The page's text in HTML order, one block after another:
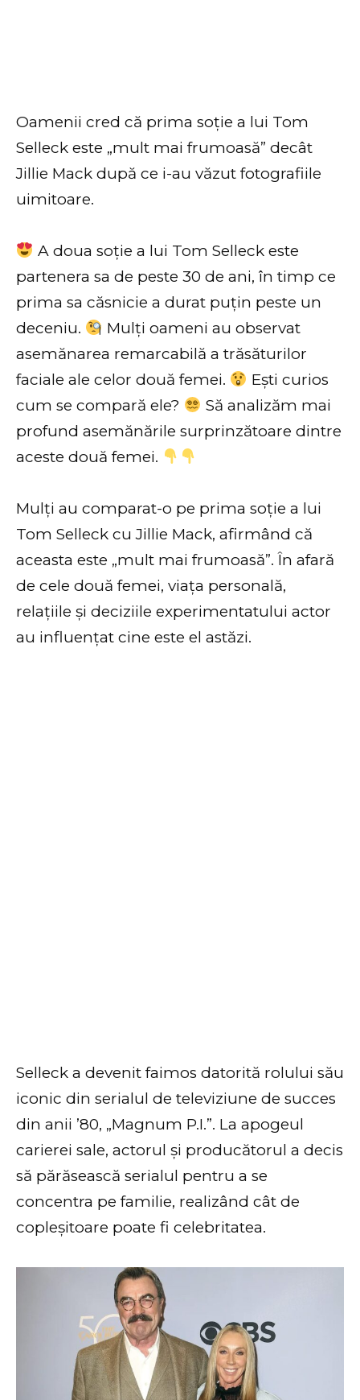
Oamenii cred că prima soție a lui Tom
Selleck este „mult mai frumoasă” decât
Jillie Mack după ce i-au văzut fotografiile
uimitoare.
A doua soție a lui Tom Selleck este
partenera sa de peste 30 de ani, în timp ce
prima sa căsnicie a durat puțin peste un
deceniu.
Mulți oameni au observat
asemănarea remarcabilă a trăsăturilor
faciale ale celor două femei.
Ești curios
cum se compară ele?
Să analizăm mai
profund asemănările surprinzătoare dintre
aceste două femei.
Mulți au comparat-o pe prima soție a lui
Tom Selleck cu Jillie Mack, afirmând că
aceasta este „mult mai frumoasă”. În afară
de cele două femei, viața personală,
relațiile și deciziile experimentatului actor
au influențat cine este el astăzi.
Selleck a devenit faimos datorită rolului său
iconic din serialul de televiziune de succes
din anii ’80, „Magnum P.I.”. La apogeul
carierei sale, actorul și producătorul a decis
să părăsească serialul pentru a se
concentra pe familie, realizând cât de
copleșitoare poate fi celebritatea.